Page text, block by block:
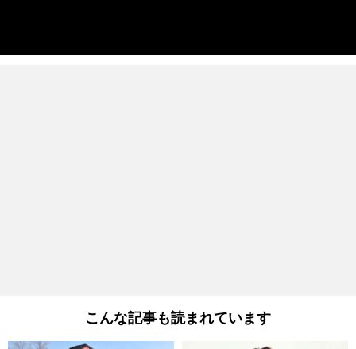
こんな記事も読まれています